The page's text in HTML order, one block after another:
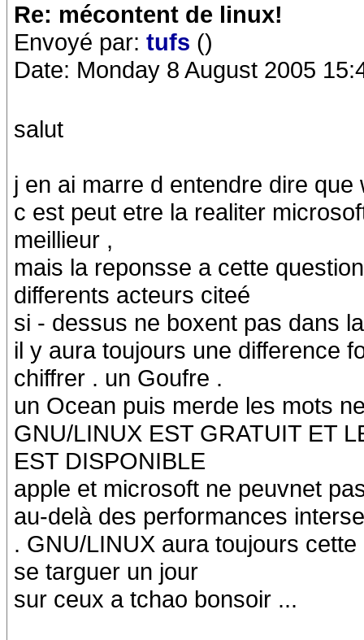
Re: mécontent de linux!
Envoyé par: tufs ()
Date: Monday 8 August 2005
salut
j en ai marre d entendre dire
c est peut etre la realiter
meillieur ,
mais la reponsse a cette
differents acteurs citeé
si - dessus ne boxent pas dans
il y aura toujours une difference
chiffrer . un Goufre .
un Ocean puis merde les mots
GNU/LINUX EST GRATUIT ET
EST DISPONIBLE
apple et microsoft ne peuvnet
au-delà des performances
. GNU/LINUX aura toujours
se targuer un jour
sur ceux a tchao bonsoir ...